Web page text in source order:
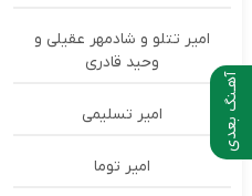
آهـنگ بعدی
امیر تتلو و شادمهر عقیلی و
وحید قادری
امیر تسلیمی
امیر توما